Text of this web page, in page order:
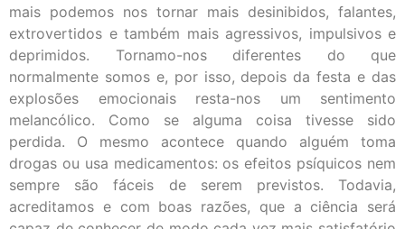
mais podemos nos tornar mais desinibidos, falantes,
extrovertidos e também mais agressivos, impulsivos e
deprimidos. Tornamo-nos diferentes do que
normalmente somos e, por isso, depois da festa e das
explosões emocionais resta-nos um sentimento
melancólico. Como se alguma coisa tivesse sido
perdida. O mesmo acontece quando alguém toma
drogas ou usa medicamentos: os efeitos psíquicos nem
sempre são fáceis de serem previstos. Todavia,
acreditamos e com boas razões, que a ciência será